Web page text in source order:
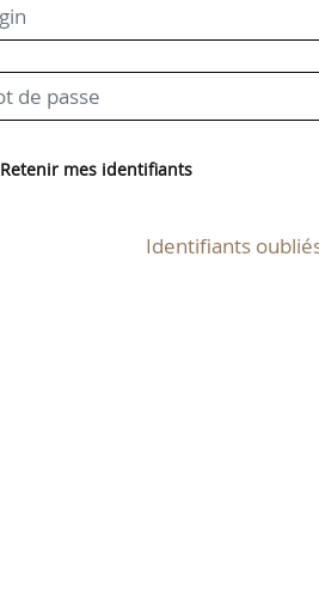
Retenir mes identifiants
Identifiants